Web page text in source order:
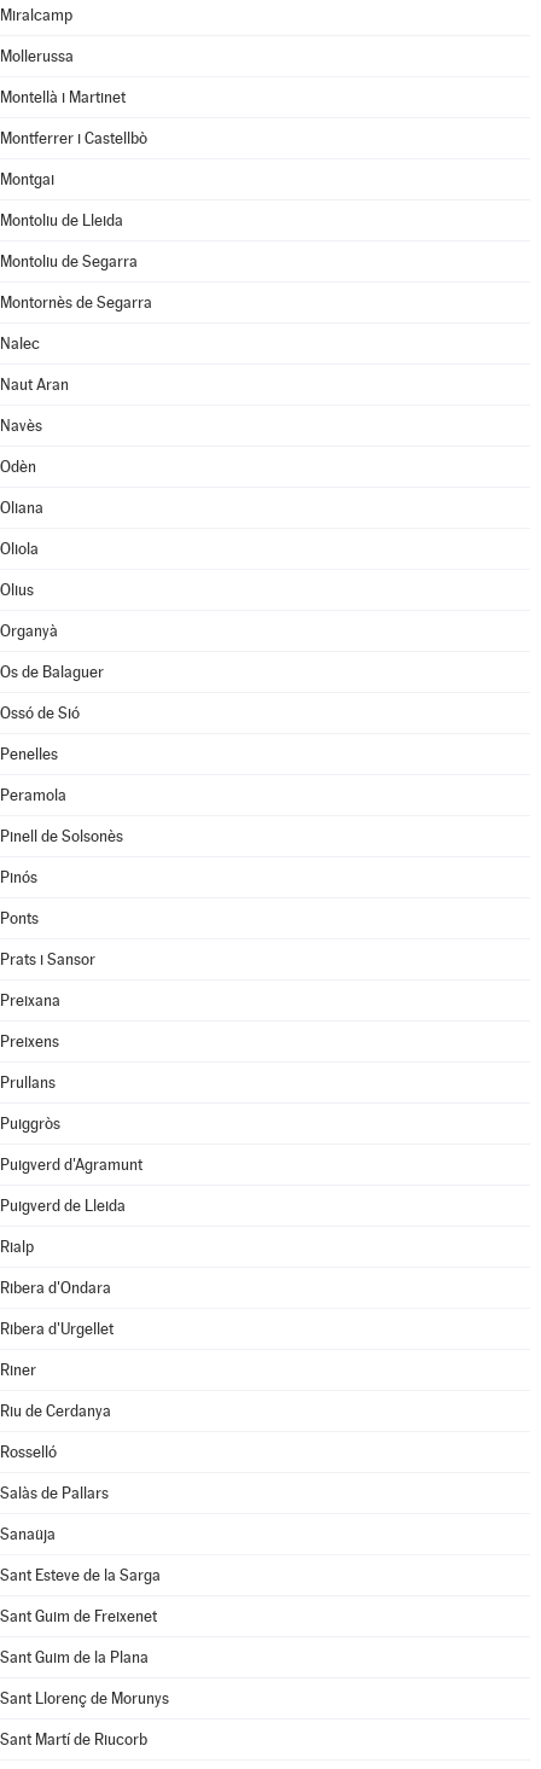
Miralcamp
Mollerussa
Montellà i Martinet
Montferrer i Castellbò
Montgai
Montoliu de Lleida
Montoliu de Segarra
Montornès de Segarra
Nalec
Naut Aran
Navès
Odèn
Oliana
Oliola
Olius
Organyà
Os de Balaguer
Ossó de Sió
Penelles
Peramola
Pinell de Solsonès
Pinós
Ponts
Prats i Sansor
Preixana
Preixens
Prullans
Puiggròs
Puigverd d'Agramunt
Puigverd de Lleida
Rialp
Ribera d'Ondara
Ribera d'Urgellet
Riner
Riu de Cerdanya
Rosselló
Salàs de Pallars
Sanaüja
Sant Esteve de la Sarga
Sant Guim de Freixenet
Sant Guim de la Plana
Sant Llorenç de Morunys
Sant Martí de Riucorb